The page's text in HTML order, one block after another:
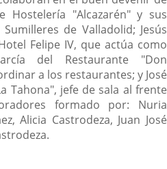
Hostelería "Alcazarén" y sus
de Valladolid; Jesús
Felipe IV, que actúa como
del Restaurante "Don
a los restaurantes; y José
Tahona", jefe de sala al frente
formado por: Nuria
Alicia Castrodeza, Juan José